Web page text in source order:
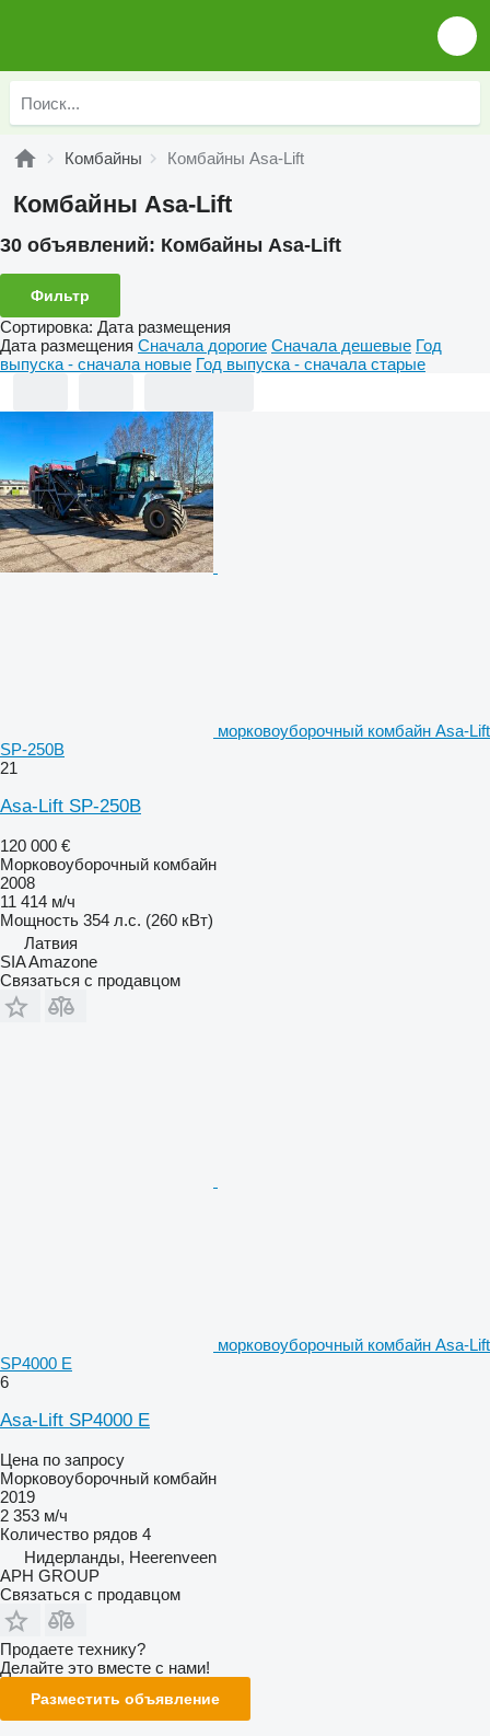
Комбайны Комбайны Asa-Lift
Комбайны Asa-Lift
30 объявлений: Комбайны Asa-Lift
Фильтр
Сортировка: Дата размещения
Дата размещения Сначала дорогие Сначала дешевые Год
выпуска - сначала новые Год выпуска - сначала старые
морковоуборочный комбайн Asa-Lift
SP-250B
21
Asa-Lift SP-250B
120 000 €
Морковоуборочный комбайн
2008
11 414 м/ч
Мощность 354 л.с. (260 кВт)
Латвия
SIA Amazone
Связаться с продавцом
морковоуборочный комбайн Asa-Lift
SP4000 E
6
Asa-Lift SP4000 E
Цена по запросу
Морковоуборочный комбайн
2019
2 353 м/ч
Количество рядов 4
Нидерланды, Heerenveen
APH GROUP
Связаться с продавцом
Продаете технику?
Делайте это вместе с нами!
Разместить объявление